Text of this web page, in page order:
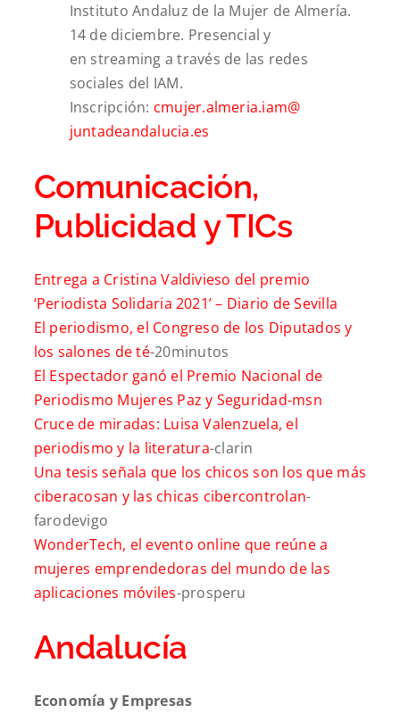
Instituto Andaluz de la Mujer de Almería.
14 de diciembre. Presencial y
en streaming a través de las redes
sociales del IAM.
Inscripción: cmujer.almeria.iam@
juntadeandalucia.es
Comunicación,
Publicidad y TICs
Entrega a Cristina Valdivieso del premio
‘Periodista Solidaria 2021’ – Diario de Sevilla
El periodismo, el Congreso de los Diputados y
los salones de té-20minutos
El Espectador ganó el Premio Nacional de
Periodismo Mujeres Paz y Seguridad-msn
Cruce de miradas: Luisa Valenzuela, el
periodismo y la literatura-clarin
Una tesis señala que los chicos son los que más
ciberacosan y las chicas cibercontrolan-
farodevigo
WonderTech, el evento online que reúne a
mujeres emprendedoras del mundo de las
aplicaciones móviles-prosperu
Andalucía
Economía y Empresas